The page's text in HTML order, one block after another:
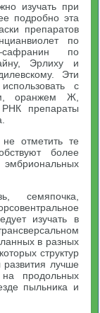
изучать при
подробно эта
препаратов
по
по
Эрлиху и
Эти
с
оранжем Ж,
препараты
отметить те
более
семяпочка,
изучать в
в разных
структур
лучше
продольных
пыльника и